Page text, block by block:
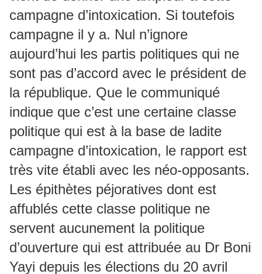
campagne d’intoxication. Si toutefois
campagne il y a. Nul n’ignore
aujourd’hui les partis politiques qui ne
sont pas d’accord avec le président de
la république. Que le communiqué
indique que c’est une certaine classe
politique qui est à la base de ladite
campagne d’intoxication, le rapport est
très vite établi avec les néo-opposants.
Les épithètes péjoratives dont est
affublés cette classe politique ne
servent aucunement la politique
d’ouverture qui est attribuée au Dr Boni
Yayi depuis les élections du 20 avril